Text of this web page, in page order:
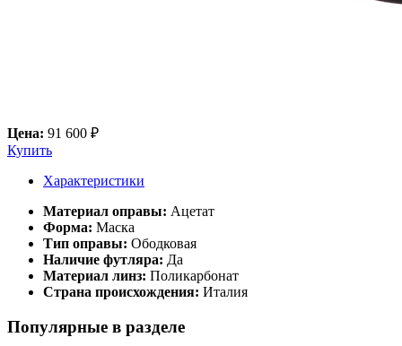
Цена: 91 600 ₽
Купить
Характеристики
Материал оправы: Ацетат
Форма: Маска
Тип оправы: Ободковая
Наличие футляра: Да
Материал линз: Поликарбонат
Страна происхождения: Италия
Популярные в разделе